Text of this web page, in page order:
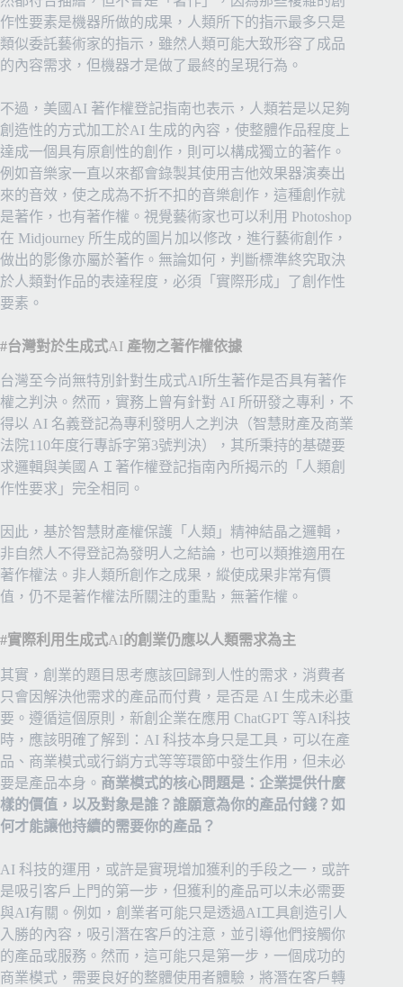
作性要素是機器所做的成果，人類所下的指示最多只是
類似委託藝術家的指示，雖然人類可能大致形容了成品
的內容需求，但機器才是做了最終的呈現行為。
不過，美國AI 著作權登記指南也表示，人類若是以足夠
創造性的方式加工於AI 生成的內容，使整體作品程度上
達成一個具有原創性的創作，則可以構成獨立的著作。
例如音樂家一直以來都會錄製其使用吉他效果器演奏出
來的音效，使之成為不折不扣的音樂創作，這種創作就
是著作，也有著作權。視覺藝術家也可以利用 Photoshop
在 Midjourney 所生成的圖片加以修改，進行藝術創作，
做出的影像亦屬於著作。無論如何，判斷標準終究取決
於人類對作品的表達程度，必須「實際形成」了創作性
要素。
#台灣對於生成式AI 產物之著作權依據
台灣至今尚無特別針對生成式AI所生著作是否具有著作
權之判決。然而，實務上曾有針對 AI 所研發之專利，不
得以 AI 名義登記為專利發明人之判決（智慧財產及商業
法院110年度行專訴字第3號判決），其所秉持的基礎要
求邏輯與美國ＡＩ著作權登記指南內所揭示的「人類創
作性要求」完全相同。
因此，基於智慧財產權保護「人類」精神結晶之邏輯，
非自然人不得登記為發明人之結論，也可以類推適用在
著作權法。非人類所創作之成果，縱使成果非常有價
值，仍不是著作權法所關注的重點，無著作權。
#實際利用生成式AI的創業仍應以人類需求為主
其實，創業的題目思考應該回歸到人性的需求，消費者
只會因解決他需求的產品而付費，是否是 AI 生成未必重
要。遵循這個原則，新創企業在應用 ChatGPT 等AI科技
時，應該明確了解到：AI 科技本身只是工具，可以在產
品、商業模式或行銷方式等等環節中發生作用，但未必
要是產品本身。 商業模式的核心問題是：企業提供什麼
樣的價值，以及對象是誰？誰願意為你的產品付錢？如
何才能讓他持續的需要你的產品？
AI 科技的運用，或許是實現增加獲利的手段之一，或許
是吸引客戶上門的第一步，但獲利的產品可以未必需要
與AI有關。例如，創業者可能只是透過AI工具創造引人
入勝的內容，吸引潛在客戶的注意，並引導他們接觸你
的產品或服務。然而，這可能只是第一步，一個成功的
商業模式，需要良好的整體使用者體驗，將潛在客戶轉